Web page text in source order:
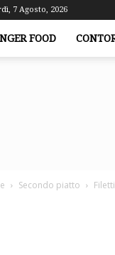
7 Agosto, 2026
FOOD
Secondo piatto